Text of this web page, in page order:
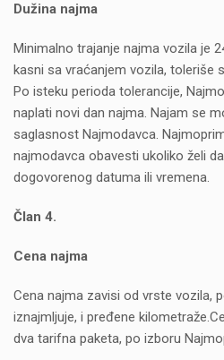
Dužina najma
Minimalno trajanje najma vozila je
kasni sa vraćanjem vozila, toleriše
Po isteku perioda tolerancije,
naplati novi dan najma. Najam se
saglasnost Najmodavca.
najmodavca obavesti ukoliko želi
dogovorenog datuma ili vremena.
Član 4.
Cena najma
Cena najma zavisi od vrste vozila,
iznajmljuje, i pređene
dva tarifna paketa, po izboru